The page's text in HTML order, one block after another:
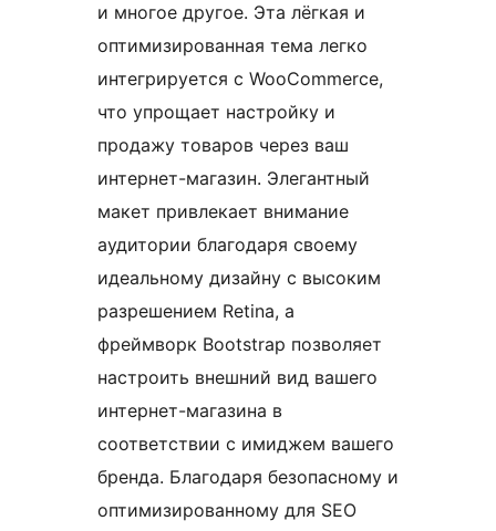
и многое другое. Эта лёгкая и
оптимизированная тема легко
интегрируется с WooCommerce,
что упрощает настройку и
продажу товаров через ваш
интернет-магазин. Элегантный
макет привлекает внимание
аудитории благодаря своему
идеальному дизайну с высоким
разрешением Retina, а
фреймворк Bootstrap позволяет
настроить внешний вид вашего
интернет-магазина в
соответствии с имиджем вашего
бренда. Благодаря безопасному и
оптимизированному для SEO